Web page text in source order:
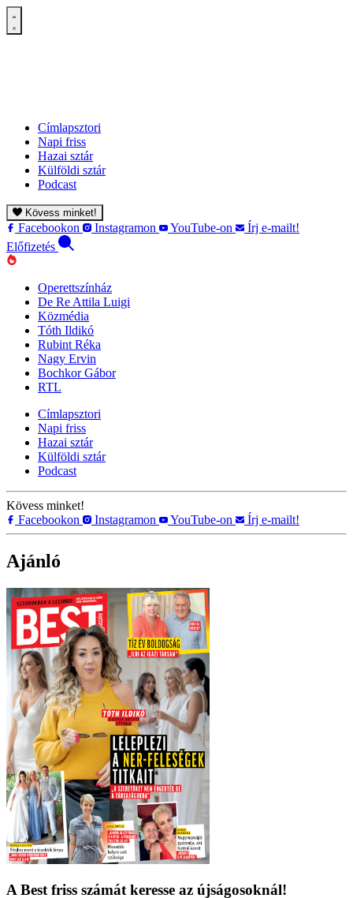
Címlapsztori
Napi friss
Hazai sztár
Külföldi sztár
Podcast
Kövess minket!
Facebookon Instagramon YouTube-on
Írj e-mailt!
Előfizetés
Operettszínház
De Re Attila Luigi
Közmédia
Tóth Ildikó
Rubint Réka
Nagy Ervin
Bochkor Gábor
RTL
Címlapsztori
Napi friss
Hazai sztár
Külföldi sztár
Podcast
Kövess minket!
Facebookon
Instagramon YouTube-on Írj e-mailt!
Ajánló
A Best friss számát keresse az újságosoknál!